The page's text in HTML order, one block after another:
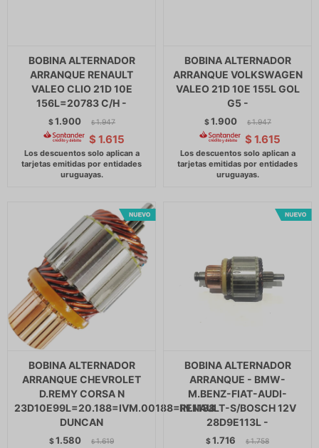
BOBINA ALTERNADOR
ARRANQUE RENAULT
VALEO CLIO 21D 10E
156L=20783 C/H -
$1.900 $ 1.947
$ 1.615
BOBINA ALTERNADOR
ARRANQUE VOLKSWAGEN
VALEO 21D 10E 155L GOL
G5 -
$1.900 $ 1.947
$ 1.615
BOBINA ALTERNADOR
ARRANQUE CHEVROLET
D.REMY CORSA N
23D10E99L=20.188=IVM.00188=IN.1188
DUNCAN
$1.580 $ 1.619
BOBINA ALTERNADOR
ARRANQUE - BMW-
M.BENZ-FIAT-AUDI-
RENAULT-S/BOSCH 12V
28D9E113L -
$1.716 $ 1.758